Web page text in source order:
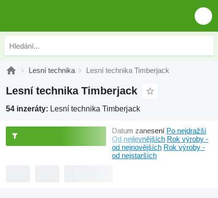
Lesní technika Lesní technika Timberjack
Lesní technika Timberjack
54 inzeráty: Lesní technika Timberjack
Datum zanesení Po nejdražší
Od nejlevnějších Rok výroby -
od nejnovějších Rok výroby -
od nejstarších